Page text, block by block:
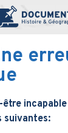
suivantes: